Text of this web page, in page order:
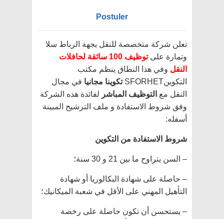
Postuler
تعلن شركة متخصصة للنقل بجهة الرباط سلا
وتمارة على
توظيف 100 سائقة لحافلات
النقل وفي هذا النطاق ينظم مكتب
التكوينSFORHET
تكوينا مجانيا في مجال
النقل مع التوظيف المباشر لفائدة هده الشركة
وفق شروط الاستفادة و ملف الترشيح المبينة
أسفله:
شروط الاستفادة من التكوين
– السن يتراوح ما بين 21 و 30 سنة؛
– حاصلة على شهادة البكالوريا أو شهادة
التأهيل المهني على الأقل في شعبة الميكانيك؛
– يستحسن أن تكون حاصلة على رخصة